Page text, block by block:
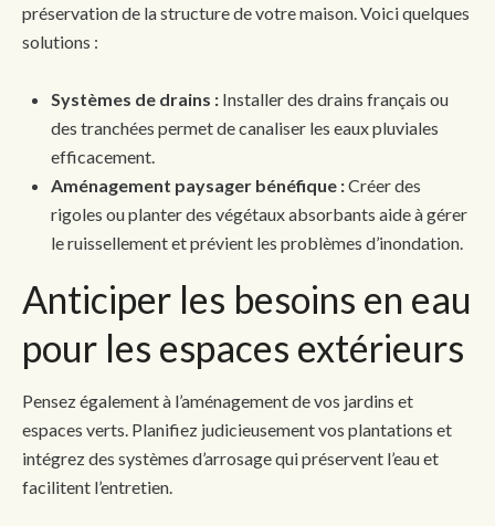
préservation de la structure de votre maison. Voici quelques
solutions :
Systèmes de drains : Installer des drains français ou
des tranchées permet de canaliser les eaux pluviales
efficacement.
Aménagement paysager bénéfique :Créer des
rigoles ou planter des végétaux absorbants aide à gérer
le ruissellement et prévient les problèmes d’inondation.
Anticiper les besoins en eau
pour les espaces extérieurs
Pensez également à l’aménagement de vos jardins et
espaces verts. Planifiez judicieusement vos plantations et
intégrez des systèmes d’arrosage qui préservent l’eau et
facilitent l’entretien.